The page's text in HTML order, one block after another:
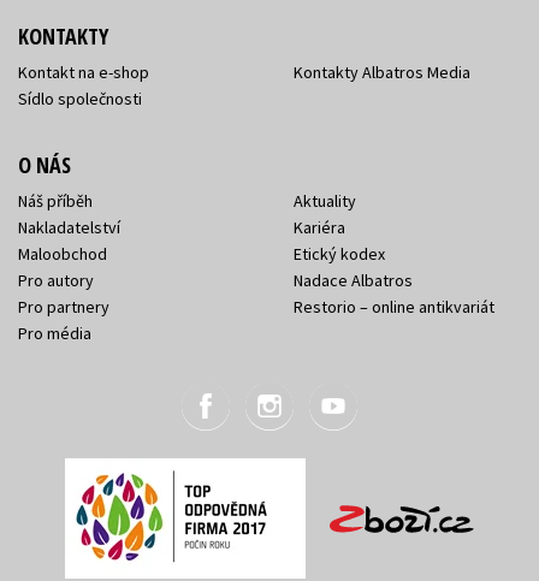
KONTAKTY
Kontakt na e-shop
Sídlo společnosti
Kontakty Albatros Media
O NÁS
Náš příběh
Nakladatelství
Maloobchod
Pro autory
Pro partnery
Pro média
Aktuality
Kariéra
Etický kodex
Nadace Albatros
Restorio – online antikvariát